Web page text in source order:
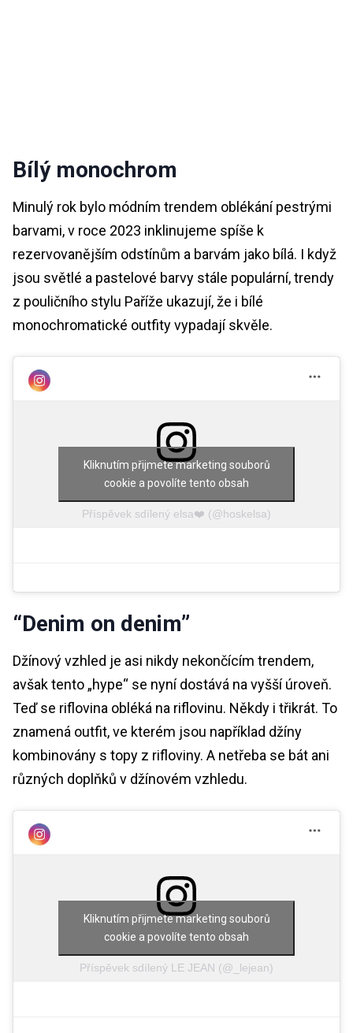
Bílý monochrom
Minulý rok bylo módním trendem oblékání pestrými
barvami, v roce 2023 inklinujeme spíše k
rezervovanějším odstínům a barvám jako bílá. I když
jsou světlé a pastelové barvy stále populární, trendy
z pouličního stylu Paříže ukazují, že i bílé
monochromatické outfity vypadají skvěle.
Příspěvek sdílený elsa❤️ (@hoskelsa)
Kliknutím přijmete marketing souborů
cookie a povolíte tento obsah
“Denim on denim”
Džínový vzhled je asi nikdy nekončícím trendem,
avšak tento „hype“ se nyní dostává na vyšší úroveň.
Teď se riflovina obléká na riflovinu. Někdy i třikrát. To
znamená outfit, ve kterém jsou například džíny
kombinovány s topy z rifloviny. A netřeba se bát ani
různých doplňků v džínovém vzhledu.
Příspěvek sdílený LE JEAN (@_lejean)
Kliknutím přijmete marketing souborů
cookie a povolíte tento obsah